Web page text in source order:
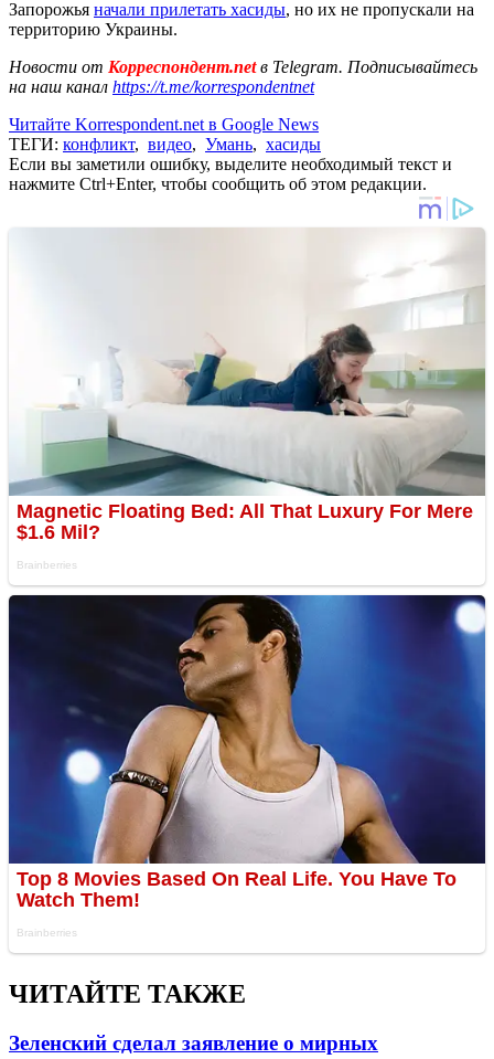
Запорожья начали прилетать хасиды, но их не пропускали на
территорию Украины.
Новости от Корреспондент.netв Telegram. Подписывайтесь
на наш канал https://t.me/korrespondentnet
Читайте Korrespondent.net в Google News
ТЕГИ: конфликт, видео, Умань, хасиды
Если вы заметили ошибку, выделите необходимый текст и
нажмите Ctrl+Enter, чтобы сообщить об этом редакции.
ЧИТАЙТЕ ТАКЖЕ
Зеленский сделал заявление о мирных